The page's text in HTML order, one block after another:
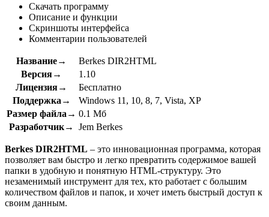
Скачать программу
Описание и функции
Скриншоты интерфейса
Комментарии пользователей
Название→
Berkes DIR2HTML
Версия→
1.10
Лицензия→
Бесплатно
Поддержка→
Windows 11, 10, 8, 7, Vista, XP
Размер файла→ 0.1 Мб
Разработчик→
Jem Berkes
Berkes DIR2HTML – это инновационная программа, которая
позволяет вам быстро и легко превратить содержимое вашей
папки в удобную и понятную HTML-структуру. Это
незаменимый инструмент для тех, кто работает с большим
количеством файлов и папок, и хочет иметь быстрый доступ к
своим данным.